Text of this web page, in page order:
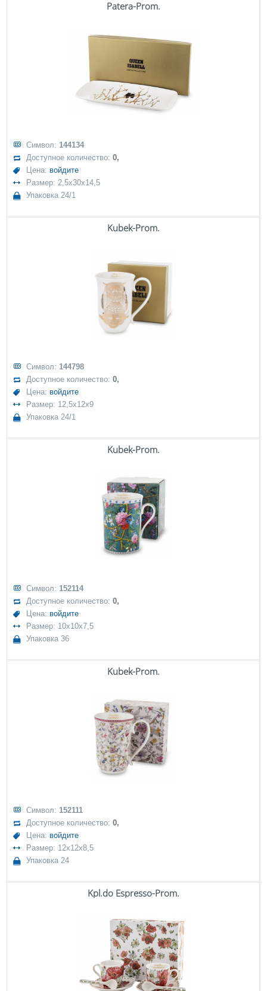
Patera-Prom.
Символ: 144134
Доступное количество:0,
Цена: войдите
Размер: 2,5x30x14,5
Упаковка 24/1
Kubek-Prom.
Символ: 144798
Доступное количество:0,
Цена: войдите
Размер: 12,5x12x9
Упаковка 24/1
Kubek-Prom.
Символ: 152114
Доступное количество:0,
Цена: войдите
Размер: 10x10x7,5
Упаковка 36
Kubek-Prom.
Символ: 152111
Доступное количество:0,
Цена: войдите
Размер: 12x12x8,5
Упаковка 24
Kpl.do Espresso-Prom.